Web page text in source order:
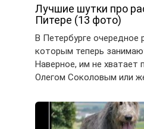
Лучшие шутки про
Питере (13 фото)
В Петербурге очередное
которым теперь
Наверное, им не хватает
Олегом Соколовым или